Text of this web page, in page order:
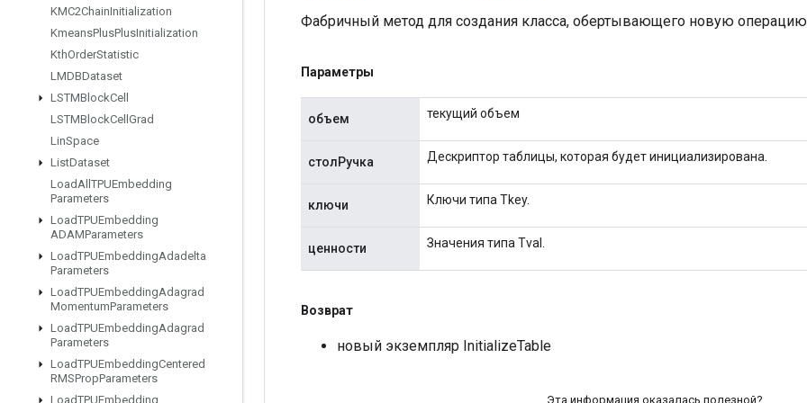
KMC2ChainInitialization
KmeansPlusPlusInitialization
KthOrderStatistic
LMDBDataset
LSTMBlockCell
LSTMBlockCell Grad
LinSpace
ListDataset
LoadAll TPUEmbedding
Parameters
LoadTPUEmbedding
ADAMParameters
LoadTPUEmbeddingAdadelta
Parameters
LoadTPUEmbeddingAdagrad
MomentumParameters
LoadTPUEmbeddingAdagrad
Parameters
LoadTPUEmbeddingCentered
RMSPropParameters
LoadTPUEmbedding
Фабричный метод для создания класса, обертывающего новую
Параметры
объем текущий объем
столРучка Дескриптор таблицы, которая будет инициализирована.
ключи Ключи типа Tkey.
ценности Значения типа Tval.
Возврат
новый экземпляр InitializeTable
Эта информация оказалась полезной?